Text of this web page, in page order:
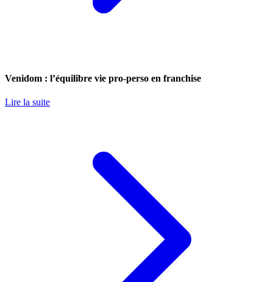
Venidom : l’équilibre vie pro-perso en franchise
Lire la suite